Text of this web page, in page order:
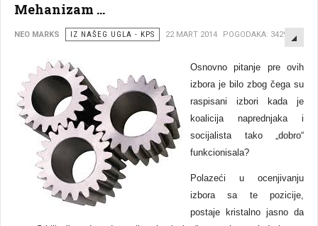
Mehanizam ...
NEO MARKS IZ NAŠEG UGLA - KPS 22 MART 2014 POGODAKA: 3429
Osnovno pitanje pre ovih
izbora je bilo zbog čega su
raspisani izbori kada je
koalicija naprednjaka i
socijalista tako „dobro“
funkcionisala?
Polazeći u ocenjivanju
izbora sa te pozicije,
postaje kristalno jasno da